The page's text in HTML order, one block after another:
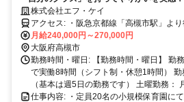
く、担任として子どもたちの1年間の成長を
があります。頑張りは年3回の賞与,月給24
たのこれまでの担任経験やスキルを評価し
えします。
株式会社エフ・ケイ
アクセス: ・阪急京都線「高槻市駅」より徒歩約17分 * JR京都線「高
槻駅」より徒歩約18分 * バイク通勤OK！
クラクです）
月給240,000円～270,000円
大阪府高槻市
勤務時間・曜日: 【勤務時間・曜日】 勤
で実働8時間（シフト制・休憩1時間）
（基本は週5日の勤務です） 土曜勤務：
仕事内容: ・定員20名の小規模保育園に